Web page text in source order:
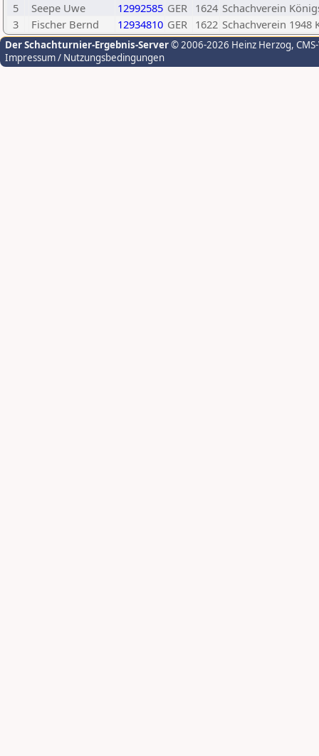
5
Seepe Uwe 12992585 GER 1624 Schachverein
3
Fischer Bernd 12934810 GER 1622 Schachverein 1948
Der Schachturnier-Ergebnis-Server© 2006-2026 Heinz Herzog,
Impressum / Nutzungsbedingungen